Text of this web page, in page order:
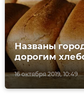
16 октября 2019, 10:49
Названы
дорогим